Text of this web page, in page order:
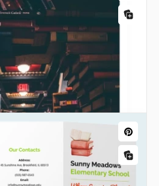
per studenti